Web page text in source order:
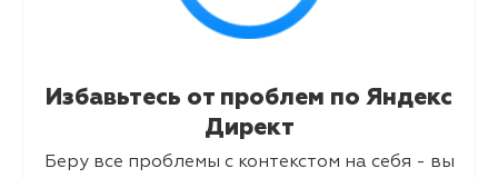
Избавьтесь от проблем по Яндекс
Директ
Беру все проблемы с контекстом на себя - вы